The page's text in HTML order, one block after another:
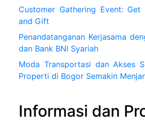
Customer Gathering Event: Get
and Gift
Penandatanganan Kerjasama
dan Bank BNI Syariah
Moda Transportasi dan Akses
Properti di Bogor Semakin
Informasi dan